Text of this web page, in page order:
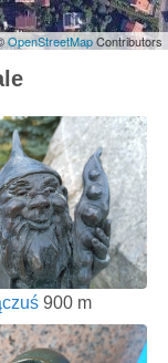
OpenStreetMapContributors
900 m